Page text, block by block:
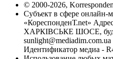
© 2000-2026,
Субъект в сфере онлайн-
«КореспонденТ.net»
ХАРКІВСЬКЕ ШОСЕ,
sunlight@mediadim.com.ua
Идентификатор медиа -